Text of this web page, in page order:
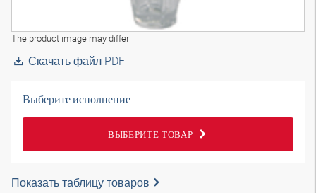
The product image may differ
Скачать файл PDF
Выберите исполнение
ВЫБЕРИТЕ ТОВАР
Показать таблицу товаров